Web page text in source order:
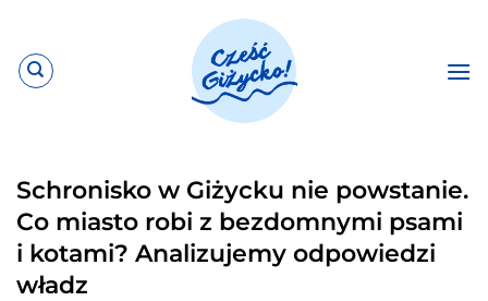
zawartości
Schronisko w Giżycku nie powstanie.
Co miasto robi z bezdomnymi psami
i kotami? Analizujemy odpowiedzi
władz